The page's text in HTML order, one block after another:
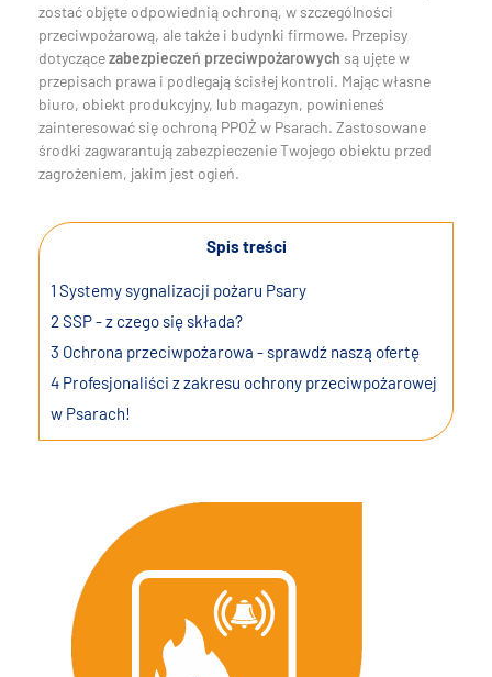
zostać objęte odpowiednią ochroną, w szczególności
przeciwpożarową, ale także i budynki firmowe. Przepisy
dotyczącezabezpieczeń przeciwpożarowych są ujęte w
przepisach prawa i podlegają ścisłej kontroli. Mając własne
biuro, obiekt produkcyjny, lub magazyn, powinieneś
zainteresować się ochroną PPOŻ w Psarach. Zastosowane
środki zagwarantują zabezpieczenie Twojego obiektu przed
zagrożeniem, jakim jest ogień.
Spis treści
1 Systemy sygnalizacji pożaru Psary
2 SSP - z czego się składa?
3 Ochrona przeciwpożarowa - sprawdź naszą ofertę
4 Profesjonaliści z zakresu ochrony przeciwpożarowej
w Psarach!